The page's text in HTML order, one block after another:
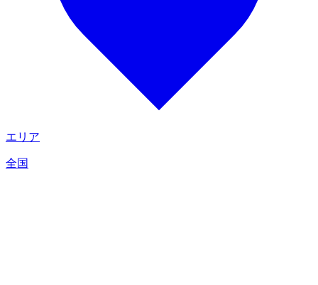
エリア
全国